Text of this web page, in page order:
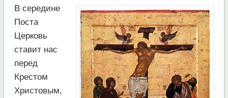
В середине
Поста
Церковь
ставит нас
перед
Крестом
Христовым,